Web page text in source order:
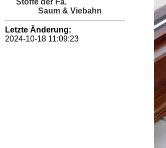
Stoffe der Fa.
Saum & Viebahn
Letzte Änderung:
2024-10-18 11:09:23